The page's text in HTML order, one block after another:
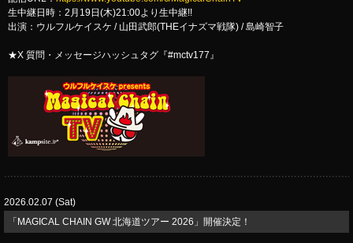
生中継日時：2月19日(木)21:00より生中継!!
出演：ウルフルケイスケ / 山田武郎(THEイナズマ戦隊) / 島崎智子
★X 質問・メッセージハッシュタグ『#mctv177』
2026.02.07 (Sat)
「MAGICAL CHAIN GW 北海道ツアー 2026」開催決定！